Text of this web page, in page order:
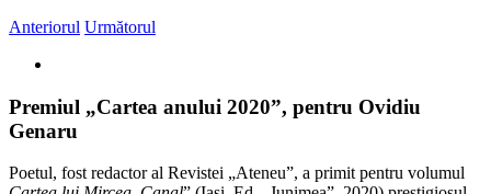
Anteriorul Următorul
Image
Premiul „Cartea anului 2020”, pentru Ovidiu
Genaru
Poetul, fost redactor al Revistei „Ateneu”, a primit pentru volumul